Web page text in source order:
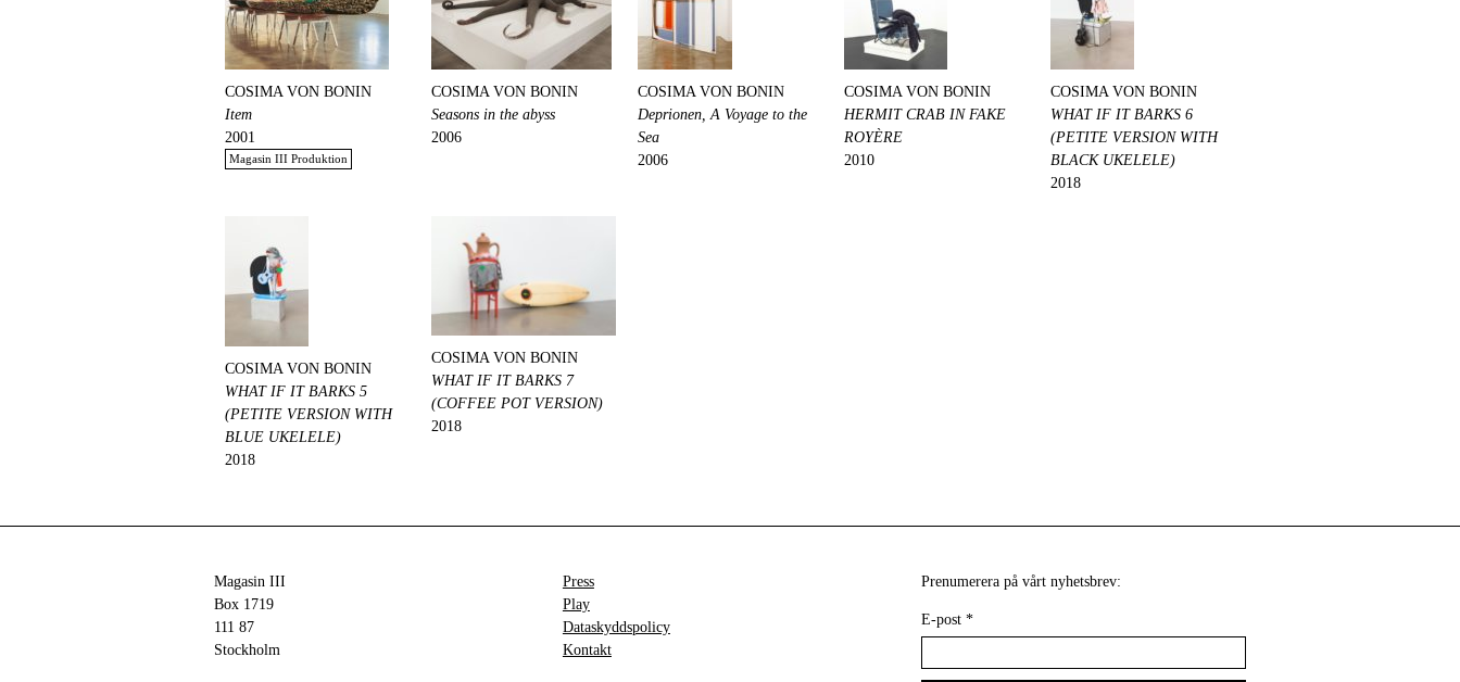
COSIMA VON BONIN
Item
2001
Magasin III Produktion
COSIMA VON BONIN
Seasons in the abyss
2006
COSIMA VON BONIN
Deprionen, A Voyage to the
Sea
2006
COSIMA VON BONIN
HERMIT CRAB IN FAKE
ROYÈRE
2010
COSIMA VON BONIN
WHAT IF IT BARKS 6
(PETITE VERSION WITH
BLACK UKELELE)
2018
COSIMA VON BONIN
WHAT IF IT BARKS 5
(PETITE VERSION WITH
BLUE UKELELE)
2018
COSIMA VON BONIN
WHAT IF IT BARKS 7
(COFFEE POT VERSION)
2018
Magasin III
Box 1719
111 87
Stockholm
Press
Play
Dataskyddspolicy
Kontakt
Prenumerera på vårt nyhetsbrev:
E-post *